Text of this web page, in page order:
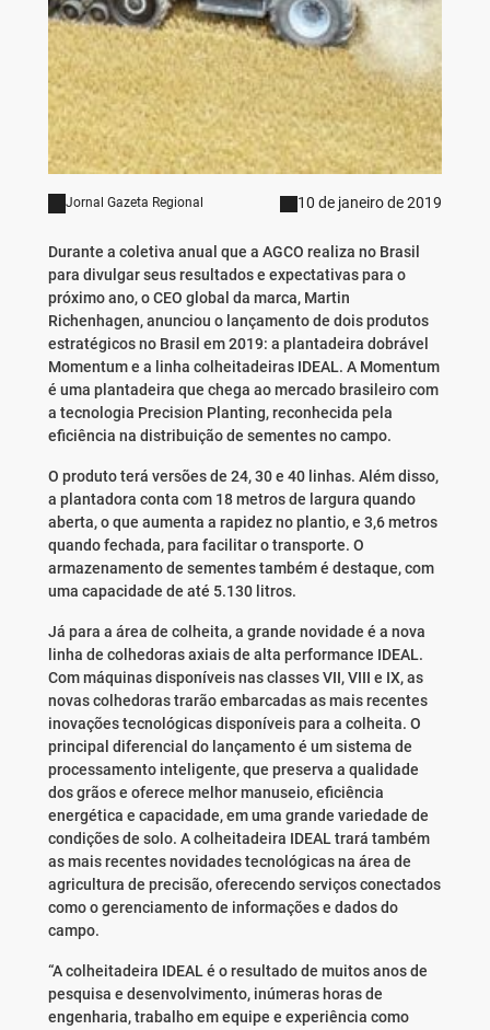
Jornal Gazeta Regional 10 de janeiro de 2019
Durante a coletiva anual que a AGCO realiza no Brasil
para divulgar seus resultados e expectativas para o
próximo ano, o CEO global da marca, Martin
Richenhagen, anunciou o lançamento de dois produtos
estratégicos no Brasil em 2019: a plantadeira dobrável
Momentum e a linha colheitadeiras IDEAL. A Momentum
é uma plantadeira que chega ao mercado brasileiro com
a tecnologia Precision Planting, reconhecida pela
eficiência na distribuição de sementes no campo.
O produto terá versões de 24, 30 e 40 linhas. Além disso,
a plantadora conta com 18 metros de largura quando
aberta, o que aumenta a rapidez no plantio, e 3,6 metros
quando fechada, para facilitar o transporte. O
armazenamento de sementes também é destaque, com
uma capacidade de até 5.130 litros.
Já para a área de colheita, a grande novidade é a nova
linha de colhedoras axiais de alta performance IDEAL.
Com máquinas disponíveis nas classes VII, VIII e IX, as
novas colhedoras trarão embarcadas as mais recentes
inovações tecnológicas disponíveis para a colheita. O
principal diferencial do lançamento é um sistema de
processamento inteligente, que preserva a qualidade
dos grãos e oferece melhor manuseio, eficiência
energética e capacidade, em uma grande variedade de
condições de solo. A colheitadeira IDEAL trará também
as mais recentes novidades tecnológicas na área de
agricultura de precisão, oferecendo serviços conectados
como o gerenciamento de informações e dados do
campo.
“A colheitadeira IDEAL é o resultado de muitos anos de
pesquisa e desenvolvimento, inúmeras horas de
engenharia, trabalho em equipe e experiência como